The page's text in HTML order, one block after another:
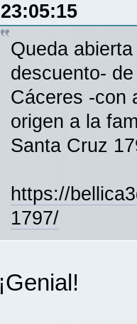
23:05:15
Queda
descuento-
Cáceres -con
origen a la
Santa Cruz
https://
1797/
¡Genial!